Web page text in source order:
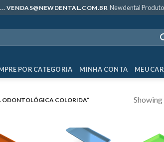
VENDAS@NEWDENTAL.COM.BR Newdental
POR CATEGORIA MINHA CONTA MEU
ODONTOLÓGICA COLORIDA”